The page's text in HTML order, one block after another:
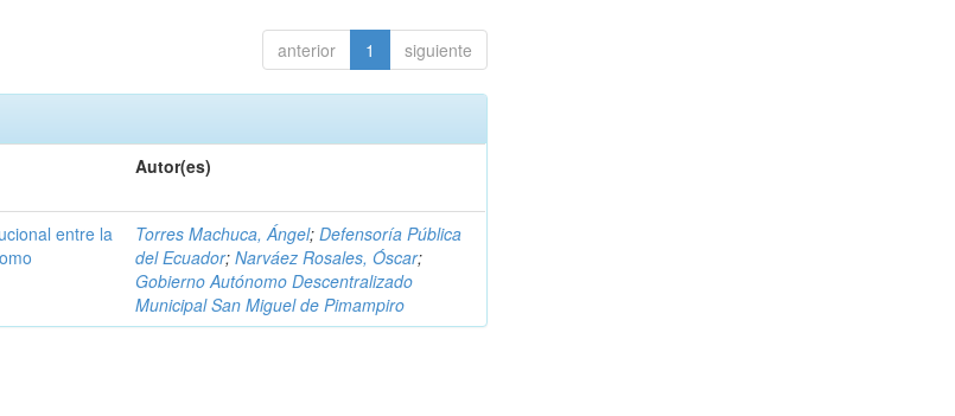
anterior 1 siguiente
Autor(es)
entre la
Torres Machuca, Ángel;Defensoría Pública
del Ecuador;Narváez Rosales, Óscar;
Gobierno Autónomo Descentralizado
Municipal San Miguel de Pimampiro